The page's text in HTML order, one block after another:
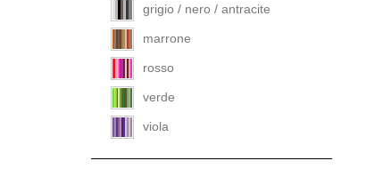
grigio / nero / antracite
marrone
rosso
verde
viola